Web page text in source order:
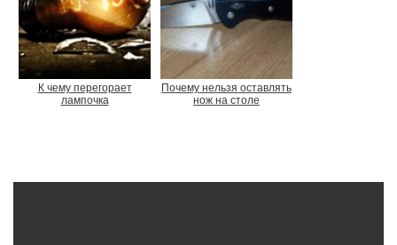
К чему перегорает
лампочка
Почему нельзя оставлять
нож на столе